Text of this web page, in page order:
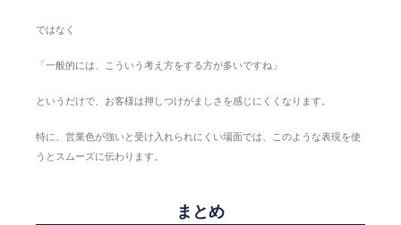
ではなく
「一般的には、こういう考え方をする方が多いですね」
というだけで、お客様は押しつけがましさを感じにくくなります。
特に、営業色が強いと受け入れられにくい場面では、このような表現を使
うとスムーズに伝わります。
まとめ